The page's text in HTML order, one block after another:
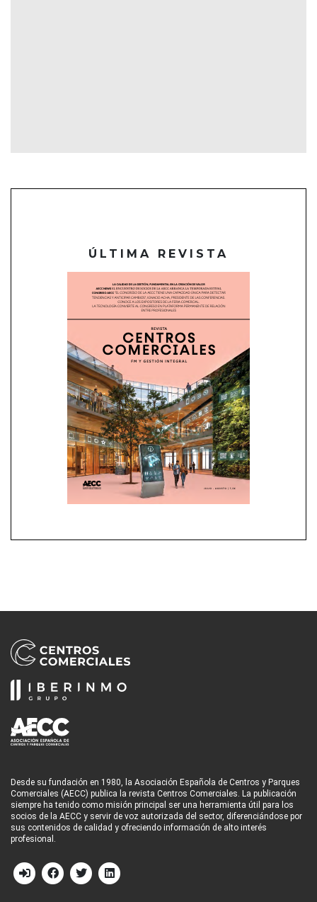
ÚLTIMA REVISTA
Desde su fundación en 1980, la Asociación Española de Centros y Parques
Comerciales (AECC) publica la revista Centros Comerciales. La publicación
siempre ha tenido como misión principal ser una herramienta útil para los
socios de la AECC y servir de voz autorizada del sector, diferenciándose por
sus contenidos de calidad y ofreciendo información de alto interés
profesional.